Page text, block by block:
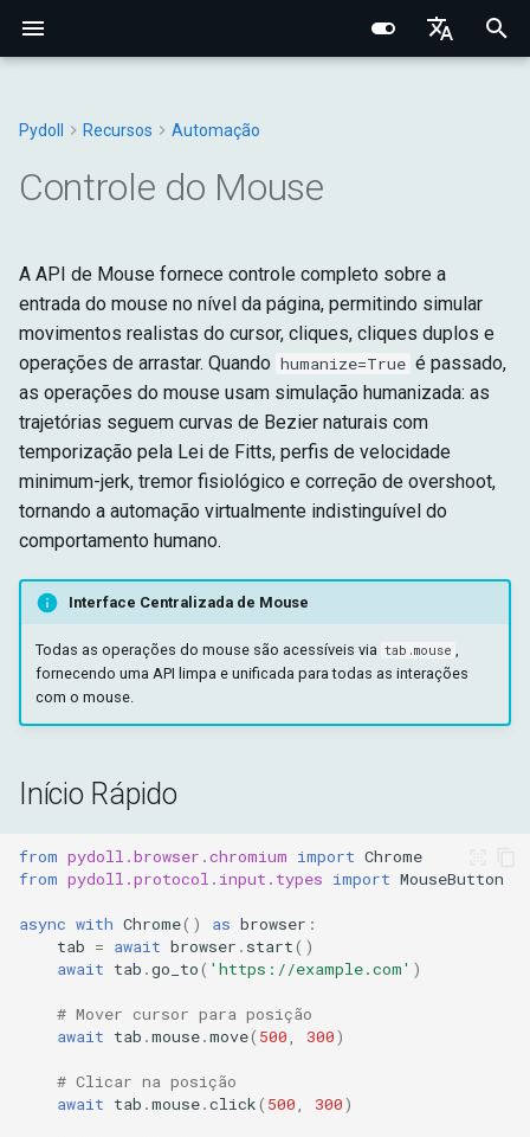
n
l
z
i
n
g
s
r
h
move: Mover Cursor
click: Clicar na Posição
double_click: Clique Duplo
na Posição
down / up: Controle de
Botão de Baixo Nível
Modo Humanizado
Fitts
Perfil de Velocidade
Minimum-Jerk
Pausa Pré-Clique
Requisições HTTP no
Contexto do Navegador
Gravação de Rede HAR
Cookies e Sessões
Configuração de Proxy
Comportamental
Conexões Remotas
Decorator Retry
Sistema de Tipos Python
Iframes & Contexts
Domínio do WebElement
Mixin FindElements
Arquitetura de Eventos
Arquitetura de Requisições
do Navegador
Rede e Segurança Proxies SOCKS
Detecção de Proxy
Construindo Servidores
Legal & Ética
Fingerprinting
Fingerprinting
Comportamental
Técnicas de Evasão
Guias Práticos
Opções
Aba
Requisições
Gerenciadores
Mixins
Conexão
Comandos
Entrada
Rede
Página
Tempo de Execução
Armazenamento
Protocolo
DOM
Fetch
Entrada
Rede
Página
Alvo
Núcleo
Utilitários
Pydoll Recursos Automação
Controle do Mouse
A API de Mouse fornece controle completo sobre a
entrada do mouse no nível da página, permitindo simular
movimentos realistas do cursor, cliques, cliques duplos e
operações de arrastar. Quando humanize=True é passado,
as operações do mouse usam simulação humanizada: as
trajetórias seguem curvas de Bezier naturais com
temporização pela Lei de Fitts, perfis de velocidade
minimum-jerk, tremor fisiológico e correção de overshoot,
tornando a automação virtualmente indistinguível do
comportamento humano.
Interface Centralizada de Mouse
Todas as operações do mouse são acessíveis via tab.mouse ,
fornecendo uma API limpa e unificada para todas as interações
com o mouse.
Início Rápido
from pydoll.browser.chromium import Chrome
from pydoll.protocol.input.types import MouseButton
async with Chrome() as browser :
tab = await browser . start()
await tab .go_to( 'https://example.com' )
# Mover cursor para posição
await tab .mouse.move( 500, 300)
# Clicar na posição
await tab .mouse.click( 500, 300)